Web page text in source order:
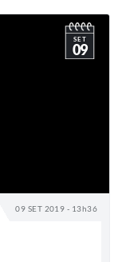
09 SET 2019 - 13h36
SET
09